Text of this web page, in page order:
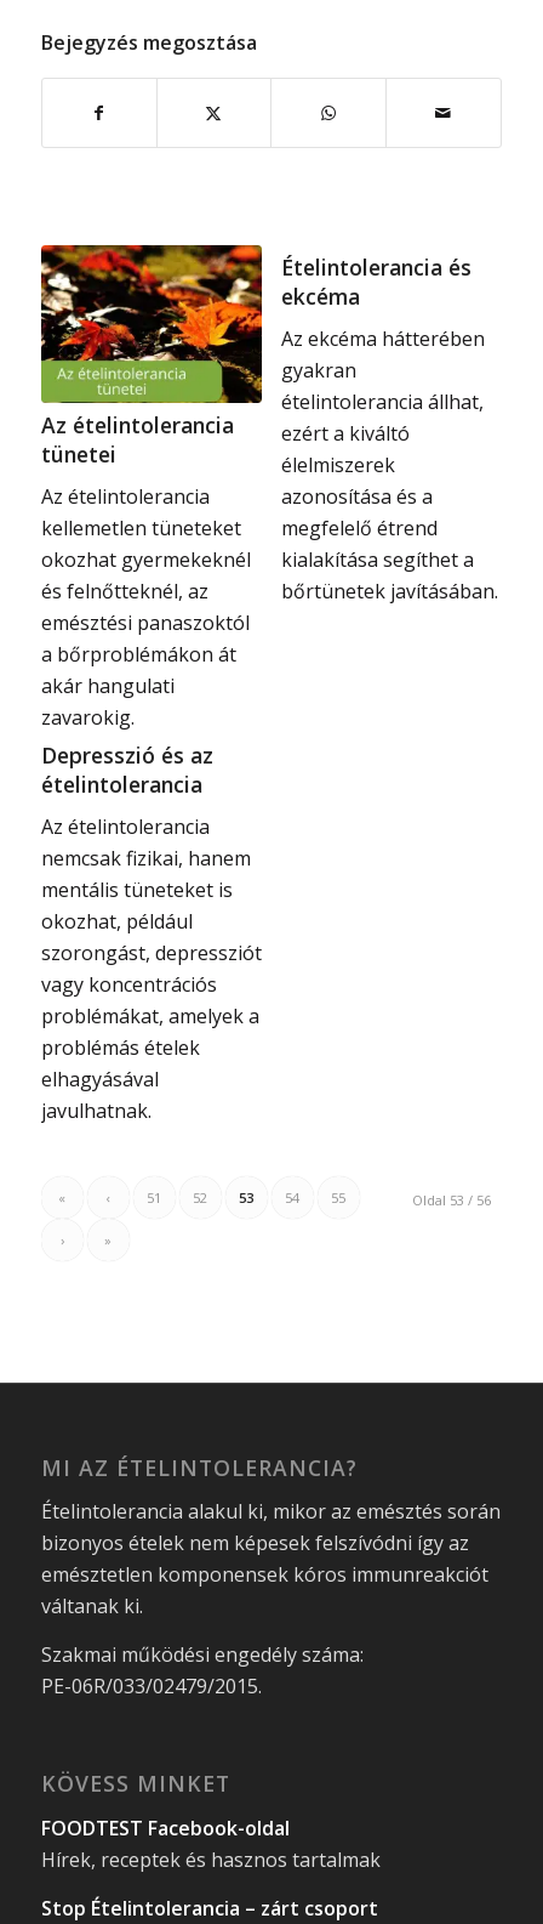
Bejegyzés megosztása
Az ételintolerancia
tünetei
Az ételintolerancia
kellemetlen tüneteket
okozhat gyermekeknél
és felnőtteknél, az
emésztési panaszoktól
a bőrproblémákon át
akár hangulati
zavarokig.
Ételintolerancia és
ekcéma
Az ekcéma hátterében
gyakran
ételintolerancia állhat,
ezért a kiváltó
élelmiszerek
azonosítása és a
megfelelő étrend
kialakítása segíthet a
bőrtünetek javításában.
Depresszió és az
ételintolerancia
Az ételintolerancia
nemcsak fizikai, hanem
mentális tüneteket is
okozhat, például
szorongást, depressziót
vagy koncentrációs
problémákat, amelyek a
problémás ételek
elhagyásával
javulhatnak.
Oldal 53 / 56
« ‹ 51 52 53 54 55
› »
MI AZ ÉTELINTOLERANCIA?
Ételintolerancia alakul ki, mikor az emésztés során
bizonyos ételek nem képesek felszívódni így az
emésztetlen komponensek kóros immunreakciót
váltanak ki.
Szakmai működési engedély száma:
PE-06R/033/02479/2015.
KÖVESS MINKET
FOODTEST Facebook-oldal
Hírek, receptek és hasznos tartalmak
Stop Ételintolerancia – zárt csoport